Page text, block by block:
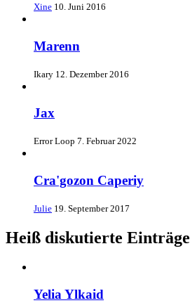
Xine 10. Juni 2016
Marenn
Ikary 12. Dezember 2016
Jax
Error Loop 7. Februar 2022
Cra'gozon Caperiy
Julie 19. September 2017
Heiß diskutierte Einträge
Yelia Ylkaid